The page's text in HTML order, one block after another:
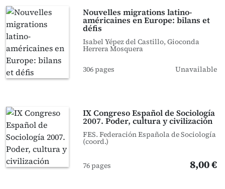
Nouvelles migrations latino-
américaines en Europe: bilans et
défis
Isabel Yépez del Castillo, Gioconda
Herrera Mosquera
306 pages Unavailable
IX Congreso Español de Sociología
2007. Poder, cultura y civilización
FES. Federación Española de Sociología
(coord.)
76 pages 8,00 €